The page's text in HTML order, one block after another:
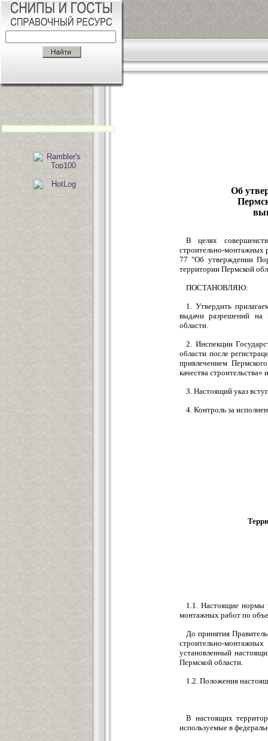
Об
В целях
строительно-монтажных
77 "Об утверждении
территории Пермской
ПОСТАНОВЛЯЮ:
1. Утвердить
выдачи разрешений на
области.
2. Инспекции
области после
привлечением
качества
3. Настоящий указ
4. Контроль за
1.1. Настоящие нормы
монтажных работ по
До принятия
строительно-
установленный
Пермской области.
1.2. Положения
В настоящих
используемые в